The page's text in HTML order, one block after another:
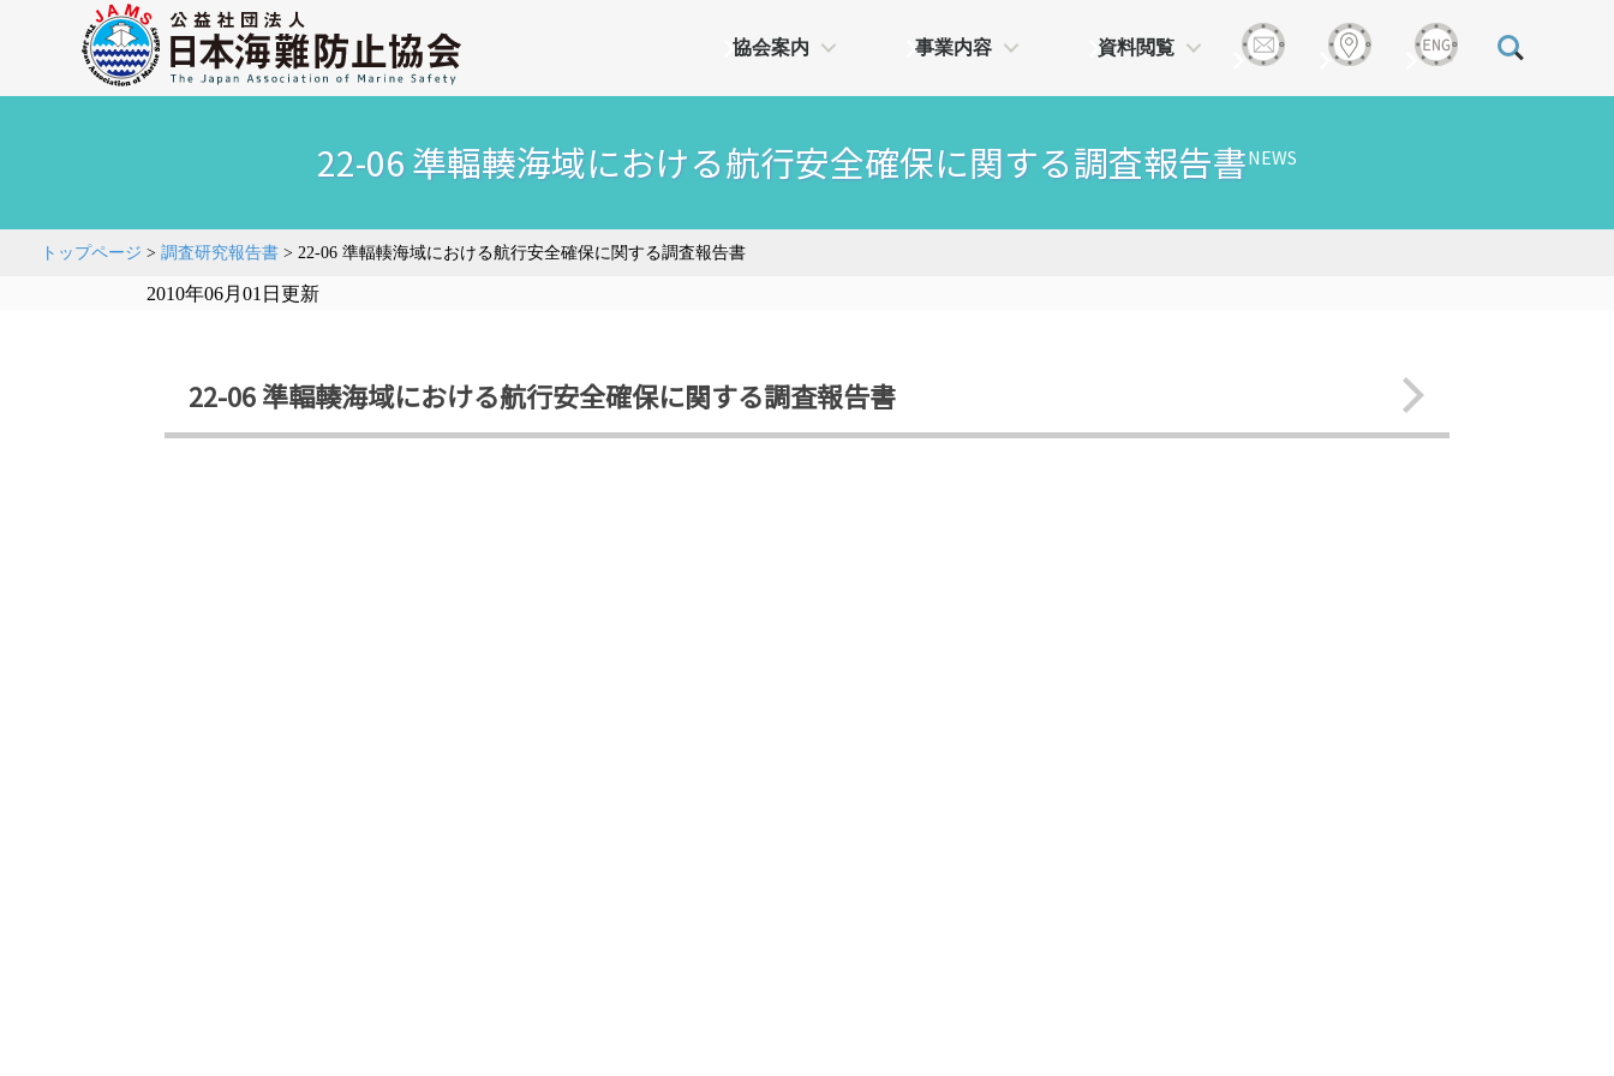
協会案内 事業内容 資料閲覧
22-06 準輻輳海域における航行安全確保に関する調査報告書NEWS
トップページ > 調査研究報告書> 22-06 準輻輳海域における航行安全確保に関する調査報告書
2010年06月01日更新
22-06 準輻輳海域における航行安全確保に関する調査報告書